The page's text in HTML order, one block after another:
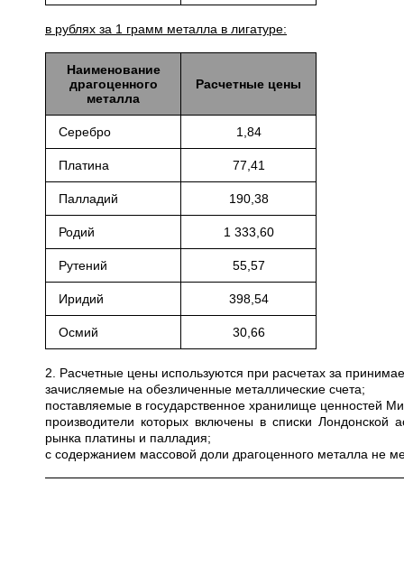
в рублях за 1 грамм металла в лигатуре:
Наименование
драгоценного
металла
Расчетные цены
Серебро 1,84
Платина 77,41
Палладий 190,38
Родий 1 333,60
Рутений 55,57
Иридий 398,54
Осмий 30,66
2. Расчетные цены используются при расчетах за
зачисляемые на обезличенные металлические счета;
поставляемые в государственное хранилище ценностей
производители которых включены в списки Лондонской
рынка платины и палладия;
с содержанием массовой доли драгоценного металла не